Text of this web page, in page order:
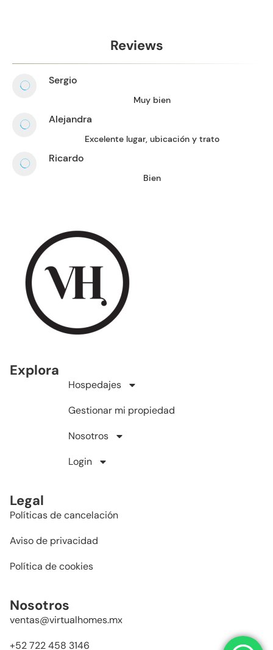
Reviews
Sergio
Muy bien
Alejandra
Excelente lugar, ubicación y trato
Ricardo
Bien
Explora
Hospedajes
Gestionar mi propiedad
Nosotros
Login
Legal
Políticas de cancelación
Aviso de privacidad
Política de cookies
Nosotros
ventas@virtualhomes.mx
+52 722 458 3146